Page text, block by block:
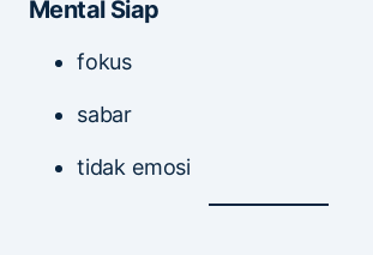
Mental Siap
fokus
sabar
tidak emosi